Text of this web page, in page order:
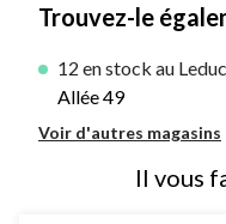
Trouvez-le
12 en stock au
Allée 49
Voir d'autres magasins
Il vous